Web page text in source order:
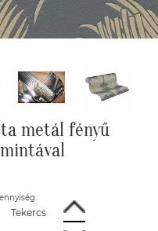
metál fényű
Tekercs